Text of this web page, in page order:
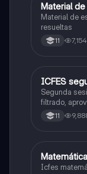
ICFES:
Material
Material de
resueltas
11 7,154
ICFES:
ICFES
Segunda
filtrado,
poder
carrera con
11
ICFES:
Icfes